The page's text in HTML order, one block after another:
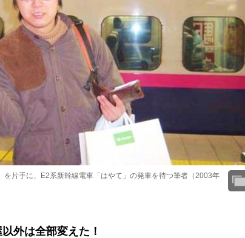
片手に、E2系新幹線電車「はやて」の発車を待つ筆者（2003年
外は全部変えた！